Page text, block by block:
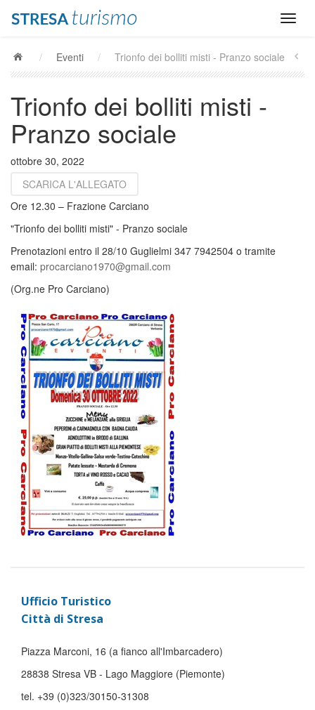
/ Eventi / Trionfo dei bolliti misti - Pranzo sociale
Trionfo dei bolliti misti -
Pranzo sociale
ottobre 30, 2022
SCARICA L'ALLEGATO
Ore 12.30 – Frazione Carciano
"Trionfo dei bolliti misti" - Pranzo sociale
Prenotazioni entro il 28/10 Guglielmi 347 7942504 o tramite
email: procarciano1970@gmail.com
(Org.ne Pro Carciano)
Ufficio Turistico
Città di Stresa
Piazza Marconi, 16 (a fianco all'Imbarcadero)
28838 Stresa VB - Lago Maggiore (Piemonte)
tel. +39 (0)323/30150-31308